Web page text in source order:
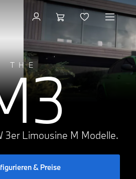
THE
3er Limousine M Modelle.
& Preise
Konfigurieren & Preise